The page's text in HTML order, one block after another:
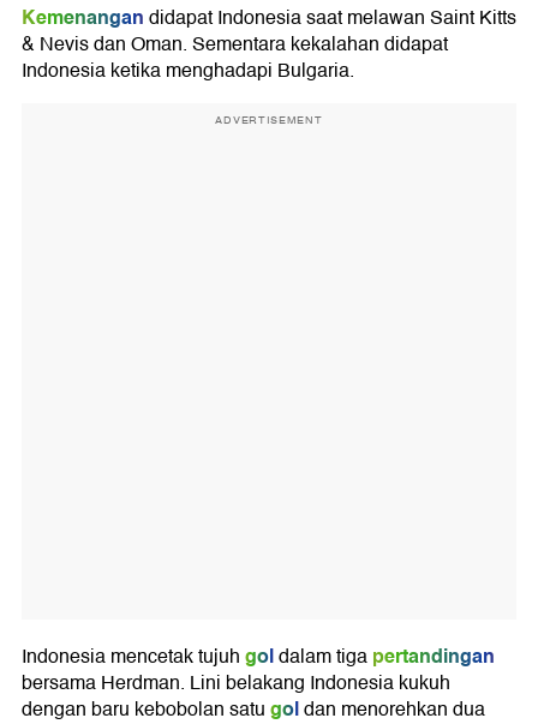
Kemenangandidapat Indonesia saat melawan Saint Kitts
& Nevis dan Oman. Sementara kekalahan didapat
Indonesia ketika menghadapi Bulgaria.
ADVERTISEMENT
Indonesia mencetak tujuhgoldalam tigapertandingan
bersama Herdman. Lini belakang Indonesia kukuh
dengan baru kebobolan satugoldan menorehkan dua